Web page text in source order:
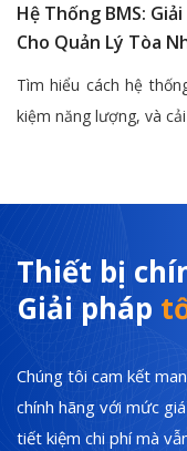
Hệ Thống BMS:
Cho Quản Lý Tòa
Tìm hiểu cách hệ
kiệm năng lượng, và
Thiết bị
Giải pháp
Chúng tôi cam kết
chính hãng với mức
tiết kiệm chi phí mà